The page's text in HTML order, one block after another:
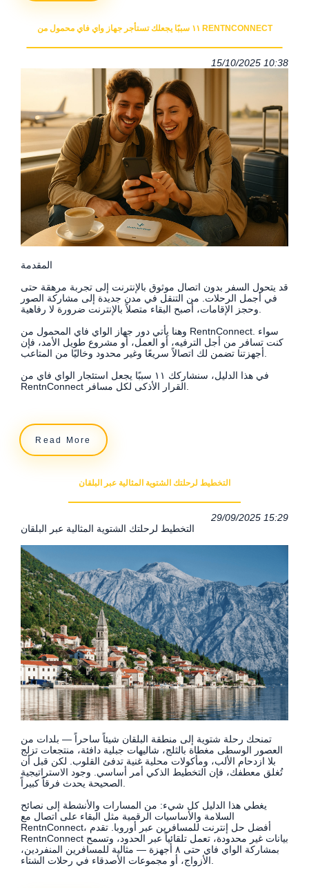
١١ سببًا يجعلك تستأجر جهاز واي فاي محمول من RENTNCONNECT
15/10/2025 10:38
المقدمة
قد يتحول السفر بدون اتصال موثوق بالإنترنت إلى تجربة مرهقة حتى
في أجمل الرحلات. من التنقل في مدن جديدة إلى مشاركة الصور
وحجز الإقامات، أصبح البقاء متصلاً بالإنترنت ضرورة لا رفاهية.
وهنا يأتي دور جهاز الواي فاي المحمول من RentnConnect. سواء
كنت تسافر من أجل الترفيه، أو العمل، أو مشروع طويل الأمد، فإن
أجهزتنا تضمن لك اتصالاً سريعًا وغير محدود وخاليًا من المتاعب.
في هذا الدليل، سنشاركك ١١ سببًا يجعل استئجار الواي فاي من
RentnConnect القرار الأذكى لكل مسافر.
Read More
التخطيط لرحلتك الشتوية المثالية عبر البلقان
29/09/2025 15:29
التخطيط لرحلتك الشتوية المثالية عبر البلقان
تمنحك رحلة شتوية إلى منطقة البلقان شيئاً ساحراً — بلدات من
العصور الوسطى مغطاة بالثلج، شاليهات جبلية دافئة، منتجعات تزلج
بلا ازدحام الألب، ومأكولات محلية غنية تدفئ القلوب. لكن قبل أن
تُغلق معطفك، فإن التخطيط الذكي أمر أساسي. وجود الاستراتيجية
الصحيحة يحدث فرقاً كبيراً.
يغطي هذا الدليل كل شيء: من المسارات والأنشطة إلى نصائح
السلامة والأساسيات الرقمية مثل البقاء على اتصال مع
RentnConnect، أفضل حل إنترنت للمسافرين عبر أوروبا. تقدم
RentnConnect بيانات غير محدودة، تعمل تلقائياً عبر الحدود، وتسمح
بمشاركة الواي فاي حتى ٨ أجهزة — مثالية للمسافرين المنفردين،
الأزواج، أو مجموعات الأصدقاء في رحلات الشتاء.